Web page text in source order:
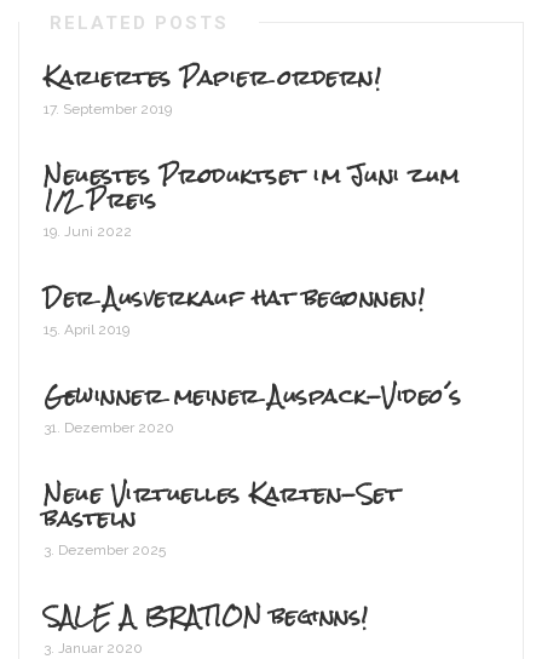
RELATED POSTS
Kariertes Papier ordern!
17. September 2019
Neuestes Produktset im Juni zum
1/2 Preis
19. Juni 2022
Der Ausverkauf hat begonnen!
15. April 2019
Gewinner meiner Auspack-Video´s
31. Dezember 2020
Neue Virtuelles Karten-Set
basteln
3. Dezember 2025
SALE A BRATION beginns!
3. Januar 2020